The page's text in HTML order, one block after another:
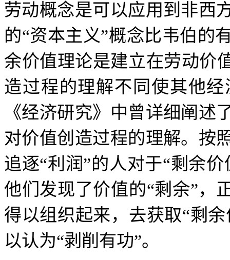
劳动概念是可以应用到非西
的“资本主义”概念比韦伯的
余价值理论是建立在劳动价
造过程的理解不同使其他
《经济研究》中曾详细阐述
对价值创造过程的理解。按
追逐“利润”的人对于“剩余价
他们发现了价值的“剩余”，
得以组织起来，去获取“剩
以认为“剥削有功”。